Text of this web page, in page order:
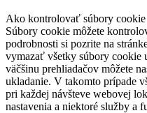
Ako kontrolovať súbory cookie
Súbory cookie môžete
podrobnosti si pozrite na
vymazať všetky súbory cookie
väčšinu prehliadačov môžete
ukladanie. V takomto prípade
pri každej návšteve webovej
nastavenia a niektoré služby a